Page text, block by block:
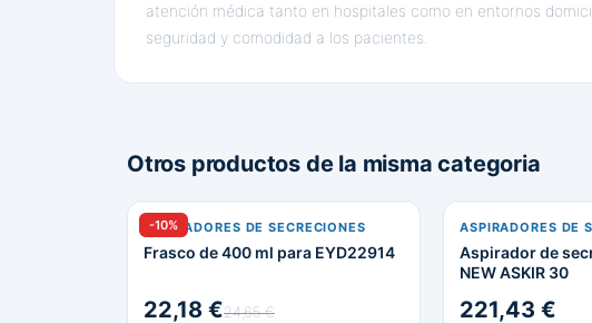
atención médica tanto en hospitales como en entornos
seguridad y comodidad a los pacientes.
Otros productos de la misma categoria
-10%
ASPIRADORES DE SECRECIONES
Frasco de 400 ml para EYD22914
22,18 €24,65 €
ASPIRADORES DE
Aspirador de
NEW ASKIR 30
221,43 €